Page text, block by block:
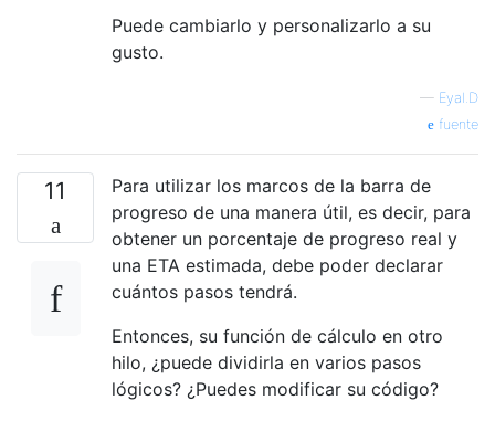
Puede cambiarlo y personalizarlo a su
gusto.
— Eyal.D
fuente
11
Para utilizar los marcos de la barra de
progreso de una manera útil, es decir, para
obtener un porcentaje de progreso real y
una ETA estimada, debe poder declarar
cuántos pasos tendrá.
Entonces, su función de cálculo en otro
hilo, ¿puede dividirla en varios pasos
lógicos? ¿Puedes modificar su código?